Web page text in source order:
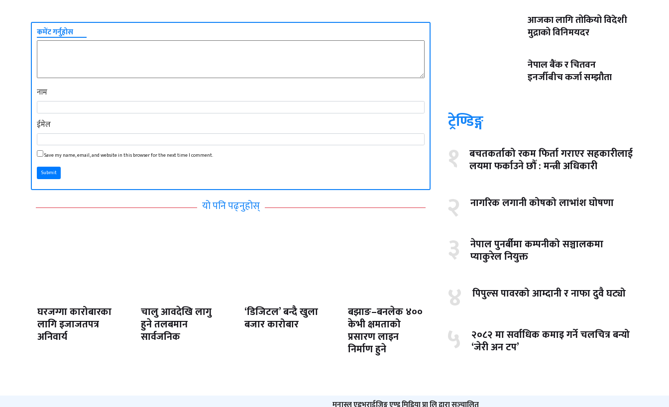
कमेंट गर्नुहोस
नाम
ईमेल
Save my name, email, and website in this browser for the next time I comment.
Submit
यो पनि पढ्नुहोस्
घरजग्गा कारोबारका
लागि इजाजतपत्र
अनिवार्य
चालु आवदेखि लागु
हुने तलबमान
सार्वजनिक
‘डिजिटल’ बन्दै खुला
बजार कारोबार
बझाङ–बनलेक ४००
केभी क्षमताको
प्रसारण लाइन
निर्माण हुने
आजका लागि तोकियो विदेशी
मुद्राको विनिमयदर
नेपाल बैंक र चितवन
इनर्जीबीच कर्जा सम्झौता
ट्रेण्डिङ्ग
१ बचतकर्ताको रकम फिर्ता गराएर सहकारीलाई
लयमा फर्काउने छौँ : मन्त्री अधिकारी
२ नागरिक लगानी कोषको लाभांश घोषणा
३ नेपाल पुनर्बीमा कम्पनीको सञ्चालकमा
प्याकुरेल नियुक्त
४ पिपुल्स पावरको आम्दानी र नाफा दुवै घट्यो
५ २०८२ मा सर्वाधिक कमाइ गर्ने चलचित्र बन्यो
‘जेरी अन टप’